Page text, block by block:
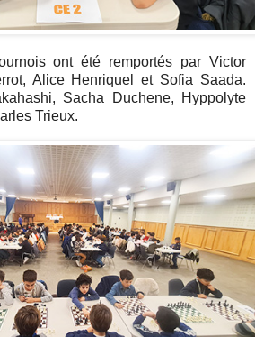
ont été remportés par Victor
Alice Henriquel et Sofia Saada.
Sacha Duchene, Hyppolyte
Trieux.